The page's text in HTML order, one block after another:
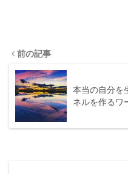
前の記事
本当の自分を
ネルを作るワ